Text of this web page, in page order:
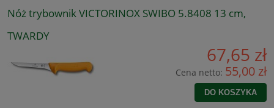
Nóż trybownik VICTORINOX SWIBO 5.8408 13 cm,
TWARDY
67,65 zł
Cena netto: 55,00 zł
DO KOSZYKA